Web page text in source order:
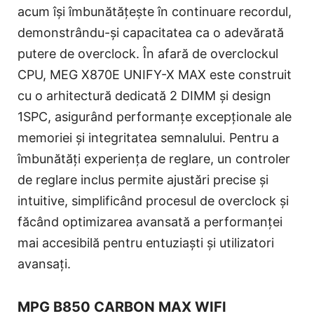
acum își îmbunătățește în continuare recordul,
demonstrându-și capacitatea ca o adevărată
putere de overclock. În afară de overclockul
CPU, MEG X870E UNIFY-X MAX este construit
cu o arhitectură dedicată 2 DIMM și design
1SPC, asigurând performanțe excepționale ale
memoriei și integritatea semnalului. Pentru a
îmbunătăți experiența de reglare, un controler
de reglare inclus permite ajustări precise și
intuitive, simplificând procesul de overclock și
făcând optimizarea avansată a performanței
mai accesibilă pentru entuziaști și utilizatori
avansați.
MPG B850 CARBON MAX WIFI